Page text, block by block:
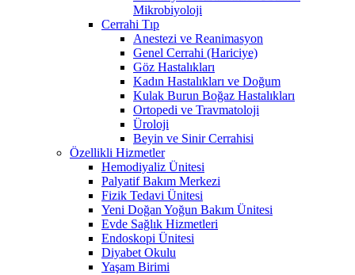
Mikrobiyoloji
Cerrahi Tıp
Anestezi ve Reanimasyon
Genel Cerrahi (Hariciye)
Göz Hastalıkları
Kadın Hastalıkları ve Doğum
Kulak Burun Boğaz Hastalıkları
Ortopedi ve Travmatoloji
Üroloji
Beyin ve Sinir Cerrahisi
Özellikli Hizmetler
Hemodiyaliz Ünitesi
Palyatif Bakım Merkezi
Fizik Tedavi Ünitesi
Yeni Doğan Yoğun Bakım Ünitesi
Evde Sağlık Hizmetleri
Endoskopi Ünitesi
Diyabet Okulu
Yaşam Birimi